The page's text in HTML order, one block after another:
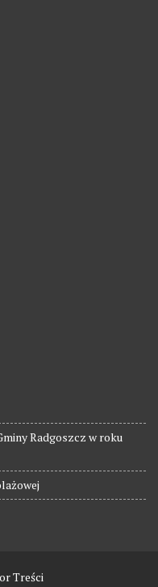
Radgoszcz w roku
Treści